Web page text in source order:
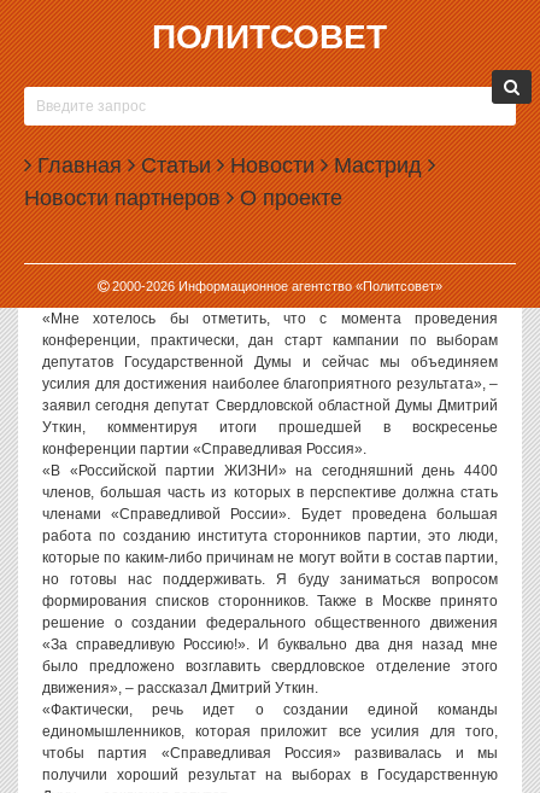
ПОЛИТСОВЕТ
Главная Статьи Новости Мастрид
Новости партнеров О проекте
2000-2026Информационное агентство «Политсовет»
19.03.2007, 13:21
ПРЕДСЕДАТЕЛЬ СВЕРДЛОВСКОГО
ОТДЕЛЕНИЯ ОБЩЕСТВЕННОЙ ОРГАНИЗАЦИИ
«ЗА СПРАВЕДЛИВУЮ РОССИЮ!», ДЕПУТАТ
ОБЛАСТНОЙ ДУМЫ ДМИТРИЙ УТКИН: «С
МОМЕНТА ПРОВЕДЕНИЯ КОНФЕРЕНЦИИ,
ПРАКТИЧЕСКИ, ДАН СТАРТ КАМПАНИИ ПО
ВЫБОРАМ ДЕПУТАТОВ ГОСУДАРСТВЕННОЙ
ДУМЫ
«Мне хотелось бы отметить, что с момента проведения
конференции, практически, дан старт кампании по выборам
депутатов Государственной Думы и сейчас мы объединяем
усилия для достижения наиболее благоприятного результата», –
заявил сегодня депутат Свердловской областной Думы Дмитрий
Уткин, комментируя итоги прошедшей в воскресенье
конференции партии «Справедливая Россия».
«В «Российской партии ЖИЗНИ» на сегодняшний день 4400
членов, большая часть из которых в перспективе должна стать
членами «Справедливой России». Будет проведена большая
работа по созданию института сторонников партии, это люди,
которые по каким-либо причинам не могут войти в состав партии,
но готовы нас поддерживать. Я буду заниматься вопросом
формирования списков сторонников. Также в Москве принято
решение о создании федерального общественного движения
«За справедливую Россию!». И буквально два дня назад мне
было предложено возглавить свердловское отделение этого
движения», – рассказал Дмитрий Уткин.
«Фактически, речь идет о создании единой команды
единомышленников, которая приложит все усилия для того,
чтобы партия «Справедливая Россия» развивалась и мы
получили хороший результат на выборах в Государственную